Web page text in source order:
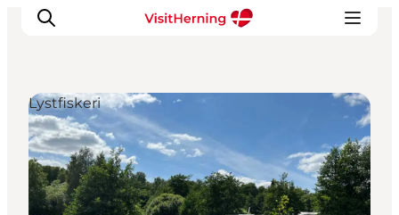
Det sker
Spis, drik og shop
Kunstlandet
Lystfiskeri